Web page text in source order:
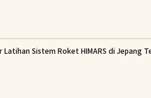
Latihan Sistem Roket HIMARS di Jepang